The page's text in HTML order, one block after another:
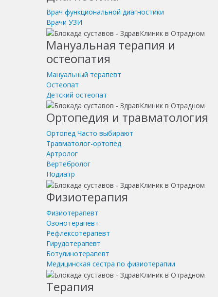
Врач функциональной диагностики
Врачи УЗИ
Мануальная терапия и
остеопатия
Мануальный терапевт
Остеопат
Детский остеопат
Ортопедия и травматология
Ортопед Часто выбирают
Травматолог-ортопед
Артролог
Вертебролог
Подиатр
Физиотерапия
Физиотерапевт
Озонотерапевт
Рефлексотерапевт
Гирудотерапевт
Ботулинотерапевт
Медицинская сестра по физиотерапии
Терапия